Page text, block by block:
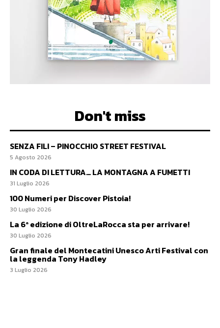
Don't miss
SENZA FILI – PINOCCHIO STREET FESTIVAL
5 Agosto 2026
IN CODA DI LETTURA… LA MONTAGNA A FUMETTI
31 Luglio 2026
100 Numeri per Discover Pistoia!
30 Luglio 2026
La 6ª edizione di OltreLaRocca sta per arrivare!
30 Luglio 2026
Gran finale del Montecatini Unesco Arti Festival con
la leggenda Tony Hadley
3 Luglio 2026